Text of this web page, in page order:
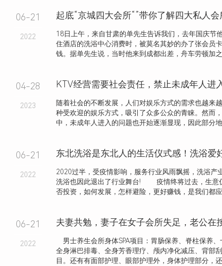
06-21
2022
起底“京城四大会所“”带你了解四大私人
18日上午，来自甘肃的单先生告诉我们，去年国庆节
住酒店的洗浴中心消费时，被莫名其妙的办了张会员
钱。据单先生说，当时他来到成都出差，舟车劳顿加
04-28
2023
随着社会的不断发展，人们对娱乐方式的需求也越来
种受欢迎的娱乐方式，吸引了众多公众的青睐。然而
中，未成年人进入的问题也开始逐渐显现，因此部分
06-21
2022
2020过半，受疫情影响，服务行业风雨飘摇，洗浴产
洗浴也因此退出了行业舞台! 疫情终将过去，生意
否投资，如何发展，怎样避险，更好赚钱，是我们都
06-21
2022
男士养生会所身体SPA项目：胃肠保养、脊柱保养
全身淋巴排毒、全身芳香理疗、颅内净化减压、背部
目。还有有面部护理、眼部护理外，身体护理部分，